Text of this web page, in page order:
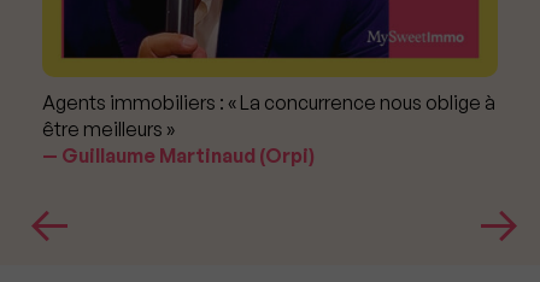
Agents immobiliers : « La concurrence nous oblige à
être meilleurs »
Guillaume Martinaud (Orpi)